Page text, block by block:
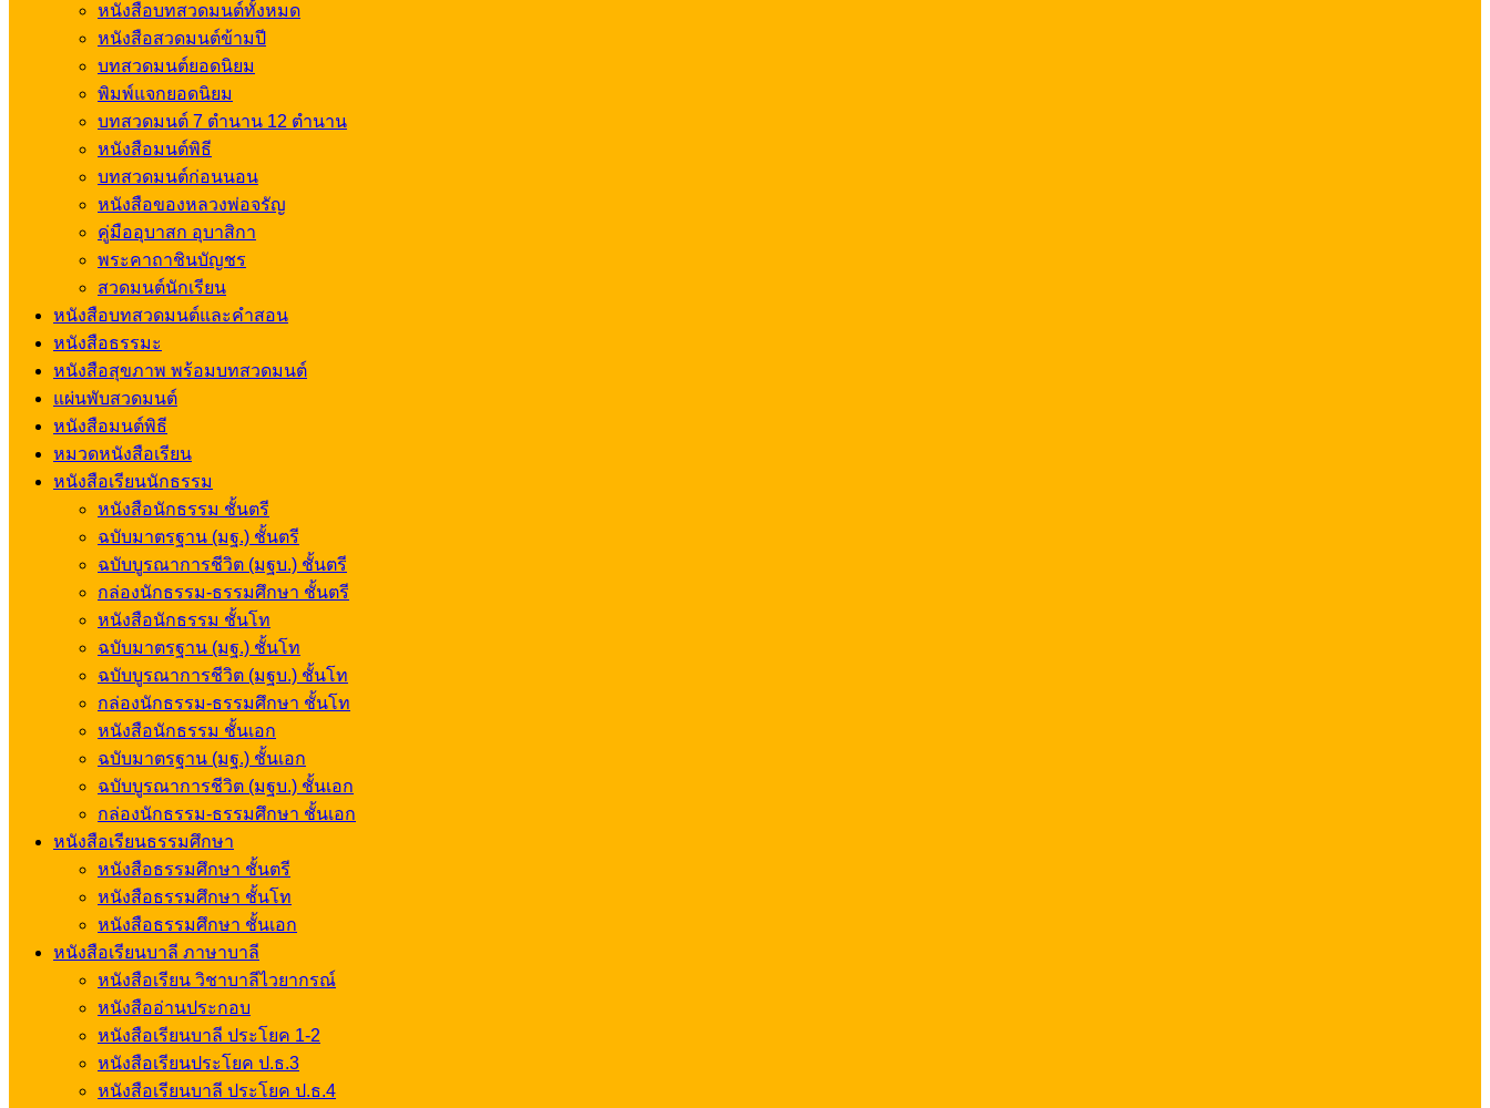
หนังสือบทสวดมนต์ทั้งหมด
หนังสือสวดมนต์ข้ามปี
บทสวดมนต์ยอดนิยม
พิมพ์แจกยอดนิยม
บทสวดมนต์ 7 ตำนาน 12 ตำนาน
หนังสือมนต์พิธี
บทสวดมนต์ก่อนนอน
หนังสือของหลวงพ่อจรัญ
คู่มืออุบาสก อุบาสิกา
พระคาถาชินบัญชร
สวดมนต์นักเรียน
หนังสือบทสวดมนต์และคำสอน
หนังสือธรรมะ
หนังสือสุขภาพ พร้อมบทสวดมนต์
แผ่นพับสวดมนต์
หนังสือมนต์พิธี
หมวดหนังสือเรียน
หนังสือเรียนนักธรรม
หนังสือนักธรรม ชั้นตรี
ฉบับมาตรฐาน (มฐ.) ชั้นตรี
ฉบับบูรณาการชีวิต (มฐบ.) ชั้นตรี
กล่องนักธรรม-ธรรมศึกษา ชั้นตรี
หนังสือนักธรรม ชั้นโท
ฉบับมาตรฐาน (มฐ.) ชั้นโท
ฉบับบูรณาการชีวิต (มฐบ.) ชั้นโท
กล่องนักธรรม-ธรรมศึกษา ชั้นโท
หนังสือนักธรรม ชั้นเอก
ฉบับมาตรฐาน (มฐ.) ชั้นเอก
ฉบับบูรณาการชีวิต (มฐบ.) ชั้นเอก
กล่องนักธรรม-ธรรมศึกษา ชั้นเอก
หนังสือเรียนธรรมศึกษา
หนังสือธรรมศึกษา ชั้นตรี
หนังสือธรรมศึกษา ชั้นโท
หนังสือธรรมศึกษา ชั้นเอก
หนังสือเรียนบาลี ภาษาบาลี
หนังสือเรียน วิชาบาลีไวยากรณ์
หนังสืออ่านประกอบ
หนังสือเรียนบาลี ประโยค 1-2
หนังสือเรียนประโยค ป.ธ.3
หนังสือเรียนบาลี ประโยค ป.ธ.4